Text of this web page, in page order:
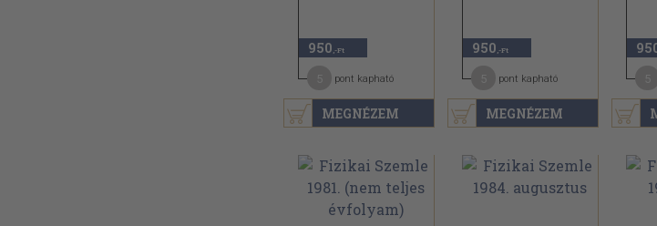
MEGNÉZEM
950 ,-Ft
pont kapható
MEGNÉZEM
950 ,-Ft
pont kapható